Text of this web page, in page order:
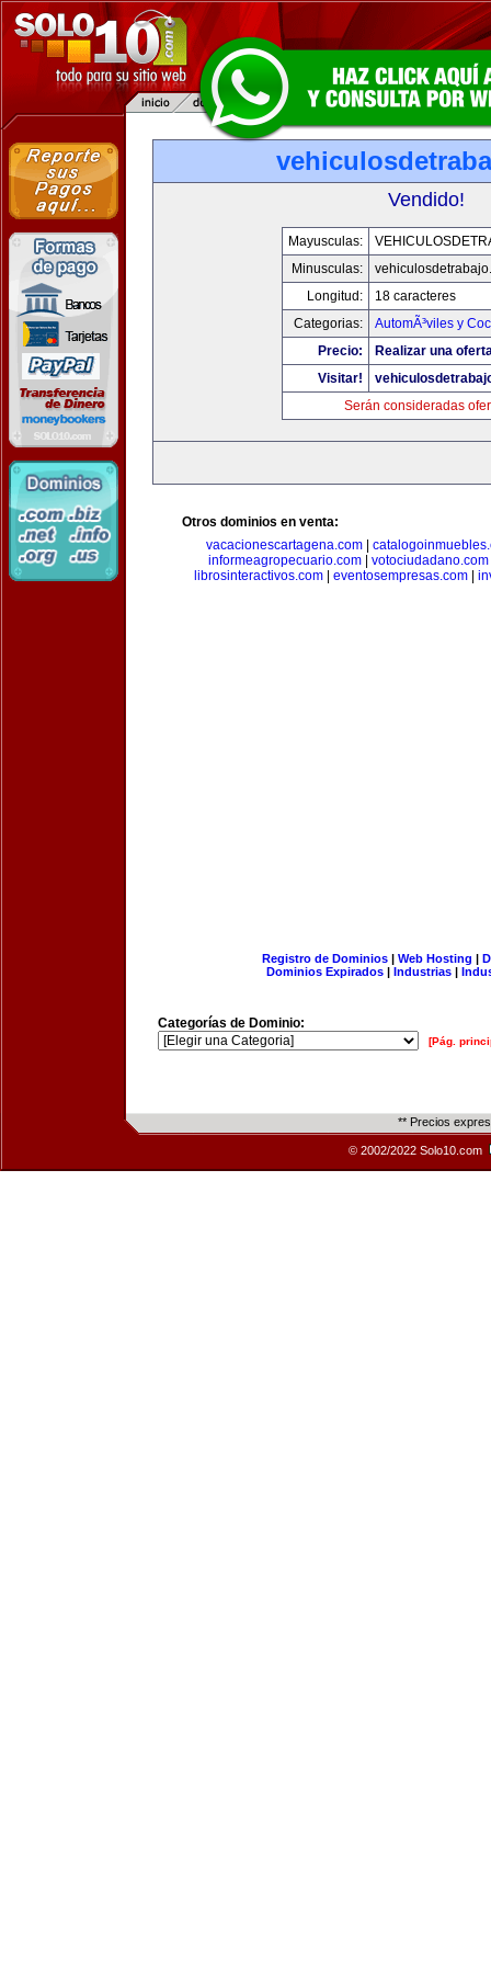
Vendido!
Mayusculas:
Minusculas:
Longitud:
18 caracteres
Categorias:
AutomÃ³viles y
Precio:
Realizar una
Visitar!
Serán consideradas
Otros dominios en venta:
vacacionescartagena.com
informeagropecuario.com| votociudadano.com
librosinteractivos.com| eventosempresas.com|
Registro de Dominios| Web Hosting |
Dominios Expirados | Industrias |
Categorías de Dominio:
[Pág.
** Precios
© 2002/2022 Solo10.com